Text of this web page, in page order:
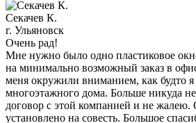
Секачев К.
г. Ульяновск
Очень рад!
Мне нужно было одно пластиковое
на минимально возможный заказ в
меня окружили вниманием, как будто я
многоэтажного дома. Больше никуда
договор с этой компанией и не жалею.
установлено на совесть. Большое